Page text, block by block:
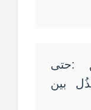
:حتى
بين